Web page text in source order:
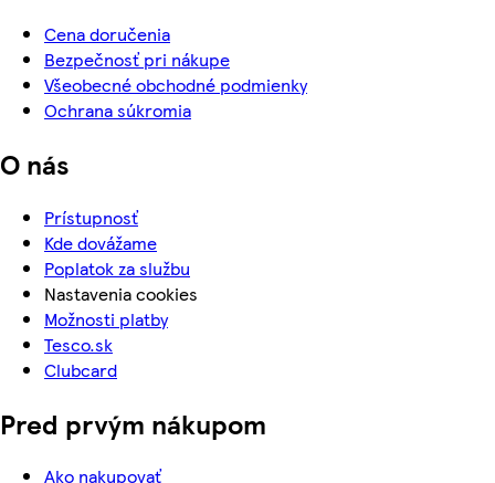
Cena doručenia
Bezpečnosť pri nákupe
Všeobecné obchodné podmienky
Ochrana súkromia
O nás
Prístupnosť
Kde dovážame
Poplatok za službu
Nastavenia cookies
Možnosti platby
Tesco.sk
Clubcard
Pred prvým nákupom
Ako nakupovať